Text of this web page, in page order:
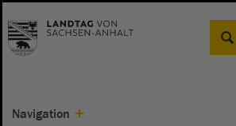
Suche
Navigation